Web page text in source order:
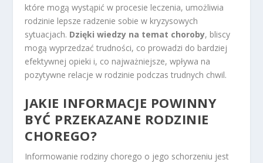
które mogą wystąpić w procesie leczenia, umożliwia
rodzinie lepsze radzenie sobie w kryzysowych
sytuacjach. Dzięki wiedzy na temat choroby, bliscy
mogą wyprzedzać trudności, co prowadzi do bardziej
efektywnej opieki i, co najważniejsze, wpływa na
pozytywne relacje w rodzinie podczas trudnych chwil.
JAKIE INFORMACJE POWINNY
BYĆ PRZEKAZANE RODZINIE
CHOREGO?
Informowanie rodziny chorego o jego schorzeniu jest